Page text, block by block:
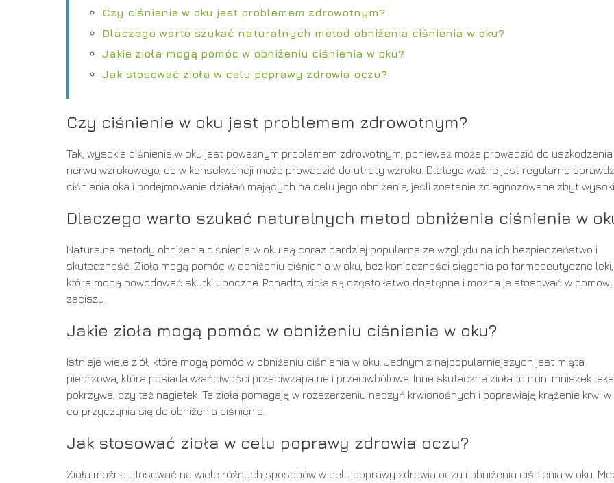
Czy ciśnienie w oku jest problemem zdrowotnym?
Dlaczego warto szukać naturalnych metod obniżenia ciśnienia w oku?
Jakie zioła mogą pomóc w obniżeniu ciśnienia w oku?
Jak stosować zioła w celu poprawy zdrowia oczu?
Czy ciśnienie w oku jest problemem zdrowotnym?
Tak, wysokie ciśnienie w oku jest poważnym problemem zdrowotnym, ponieważ może prowadzić do uszkodzenia
nerwu wzrokowego, co w konsekwencji może prowadzić do utraty wzroku. Dlatego ważne jest regularne
ciśnienia oka i podejmowanie działań mających na celu jego obniżenie, jeśli zostanie zdiagnozowane zbyt
Dlaczego warto szukać naturalnych metod obniżenia ciśnienia w
Naturalne metody obniżenia ciśnienia w oku są coraz bardziej popularne ze względu na ich bezpieczeństwo i
skuteczność. Zioła mogą pomóc w obniżeniu ciśnienia w oku, bez konieczności sięgania po farmaceutyczne leki,
które mogą powodować skutki uboczne. Ponadto, zioła są często łatwo dostępne i można je stosować w
zaciszu.
Jakie zioła mogą pomóc w obniżeniu ciśnienia w oku?
Istnieje wiele ziół, które mogą pomóc w obniżeniu ciśnienia w oku. Jednym z najpopularniejszych jest mięta
pieprzowa, która posiada właściwości przeciwzapalne i przeciwbólowe. Inne skuteczne zioła to m.in. mniszek
pokrzywa, czy też nagietek. Te zioła pomagają w rozszerzeniu naczyń krwionośnych i poprawiają krążenie krwi w
co przyczynia się do obniżenia ciśnienia.
Jak stosować zioła w celu poprawy zdrowia oczu?
Zioła można stosować na wiele różnych sposobów w celu poprawy zdrowia oczu i obniżenia ciśnienia w oku.